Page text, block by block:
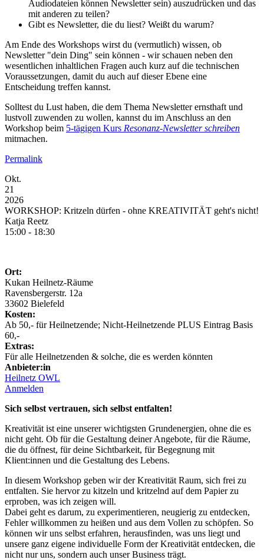
Audiodateien können Newsletter sein) auszudrücken und das
mit anderen zu teilen?
Gibt es Newsletter, die du liest? Weißt du warum?
Am Ende des Workshops wirst du (vermutlich) wissen, ob
Newsletter "dein Ding" sein können - wir schauen neben den
wesentlichen inhaltlichen Fragen auch kurz auf die technischen
Voraussetzungen, damit du auch auf dieser Ebene eine
Entscheidung treffen kannst.
Solltest du Lust haben, die dem Thema Newsletter ernsthaft und
lustvoll zuwenden zu wollen, kannst du im Anschluss an den
Workshop beim 5-tägigen Kurs Resonanz-Newsletter schreiben
mitmachen.
Permalink
Okt.
21
2026
WORKSHOP: Kritzeln dürfen - ohne KREATIVITÄT geht's nicht!
Katja Reetz
15:00 - 18:30
Ort:
Kukan Heilnetz-Räume
Ravensbergerstr. 12a
33602 Bielefeld
Kosten:
Ab 50,- für Heilnetzende; Nicht-Heilnetzende PLUS Eintrag Basis
60,-
Extras:
Für alle Heilnetzenden & solche, die es werden könnten
Anbieter:in
Heilnetz OWL
Anmelden
Sich selbst vertrauen, sich selbst entfalten!
Kreativität ist eine unserer wichtigsten Grundenergien, ohne die es
nicht geht. Ob für die Gestaltung deiner Angebote, für die Räume,
die du öffnest, für deine Sichtbarkeit, für Begegnung mit
Klient:innen und die Gestaltung des Lebens.
In diesem Workshop geben wir der Kreativität Raum, sich frei zu
entfalten. Sie hervor zu kitzeln und kritzelnd auf dem Papier zu
erproben, was ich zeigen will.
Dabei geht es darum, zu experimentieren, neugierig zu entdecken,
Fehler willkommen zu heißen und aus dem Vollen zu schöpfen. So
können wir uns selbst erfahren, herausfinden, was uns liegt und
unsere ganz eigene individuelle Form der Kreativität entdecken, die
nicht nur uns, sondern auch unser Business trägt.